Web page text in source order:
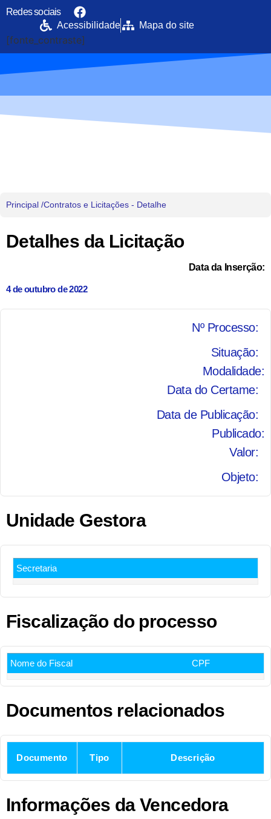
Redes sociais
Acessibilidade
Mapa do site
[fonte_contraste]
Principal /Contratos e Licitações - Detalhe
Detalhes da Licitação
Data da Inserção:
4 de outubro de 2022
Nº Processo:
Situação:
Modalidade:
Data do Certame:
Data de Publicação:
Publicado:
Valor:
Objeto:
Unidade Gestora
Secretaria
Fiscalização do processo
Nome do Fiscal CPF
Documentos relacionados
Documento Tipo Descrição
Informações da Vencedora